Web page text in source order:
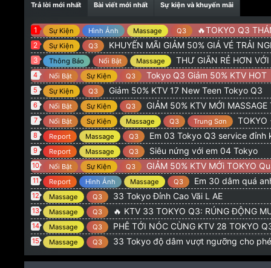
Trả lời mới nhất Bài viết mới nhất Sự kiện và khuyến mãi
1 Sự Kiện Hình Ảnh Massage Q3 🔥TOKYO Q3 THÁNG 5 :
2 Sự Kiện Q3 KHUYẾN MÃI GIẢM 50% GIÁ VÉ TRẢI
3 Thông Báo Nổi Bật Massage THƯ GIÃN RẺ HƠN
4 Nổi Bật Sự Kiện Q3 Tokyo Q3 Giảm 50% KTV HOT
5 Sự Kiện Q3 Giảm 50% KTV 17 New Teen Tokyo Q3
6 Nổi Bật Sự Kiện Q3 GIẢM 50% KTV MỚI
7 Nổi Bật Sự Kiện Massage Q3 Trung Sơn TOKYO + LQP
8 Report Massage Q3 Em 03 Tokyo Q3 service đỉnh
9 Report Massage Q3 Siêu nứng với em 04 Tokyo
10 Nổi Bật Sự Kiện Q3 GIẢM 50% KTV MỚi TOKYO
11 Report Hình Ảnh Massage Q3 Em 30 dâm quá
12 Massage Q3 33 Tokyo Đỉnh Cao Vãi L AE
13 Massage Q3 🔥 KTV 33 TOKYO Q3: RÚNG ĐỘNG
14 Massage Q3 PHÊ TỚI NÓC CÙNG KTV 28 TOKYO Q3: CƠN
15 Massage Q3 33 Tokyo độ dâm vượt ngưỡng cho